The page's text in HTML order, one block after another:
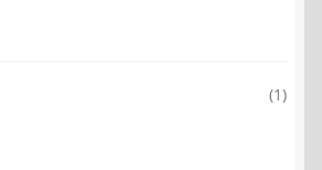
(1)